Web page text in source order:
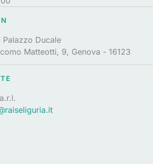
Palazzo Ducale
Matteotti, 9, Genova - 16123